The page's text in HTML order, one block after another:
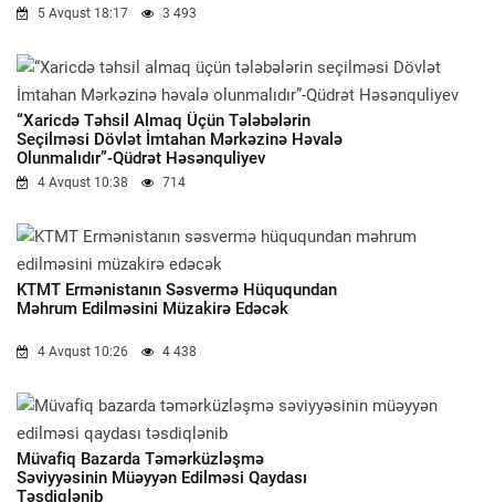
5 Avqust 18:17 3 493
“Xaricdə Təhsil Almaq Üçün Tələbələrin
Seçilməsi Dövlət İmtahan Mərkəzinə Həvalə
Olunmalıdır”-Qüdrət Həsənquliyev
4 Avqust 10:38 714
KTMT Ermənistanın Səsvermə Hüququndan
Məhrum Edilməsini Müzakirə Edəcək
4 Avqust 10:26 4 438
Müvafiq Bazarda Təmərküzləşmə
Səviyyəsinin Müəyyən Edilməsi Qaydası
Təsdiqlənib